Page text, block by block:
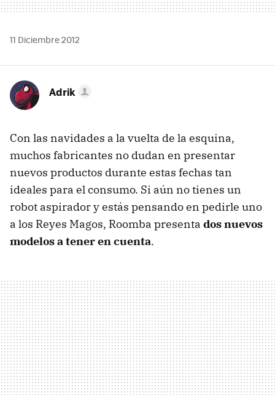
11 Diciembre 2012
Adrik
Con las navidades a la vuelta de la esquina,
muchos fabricantes no dudan en presentar
nuevos productos durante estas fechas tan
ideales para el consumo. Si aún no tienes un
robot aspirador y estás pensando en pedirle uno
a los Reyes Magos, Roomba presenta dos nuevos
modelos a tener en cuenta.